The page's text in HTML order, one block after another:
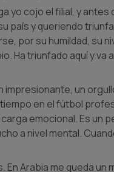
yo cojo el filial, y antes
país y queriendo
por su humildad, su
Ha triunfado aquí y va
un
en el fútbol
emocional. Es un
a nivel mental.
En Arabia me queda